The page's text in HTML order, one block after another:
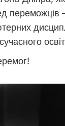
переможців